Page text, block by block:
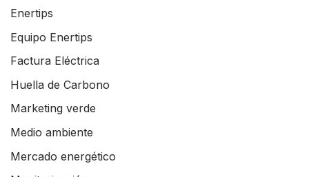
Enertips
Equipo Enertips
Factura Eléctrica
Huella de Carbono
Marketing verde
Medio ambiente
Mercado energético